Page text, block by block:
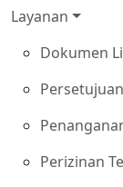
Layanan
Dokumen
Perizinan